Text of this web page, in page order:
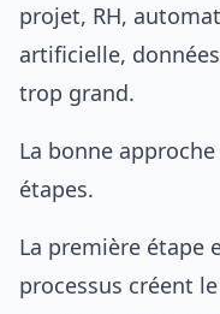
projet, RH,
artificielle,
trop grand.
La bonne
étapes.
La première étape
processus créent